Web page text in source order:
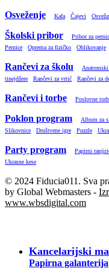
Osveženje Kafa Čajevi
Školski pribor Pribor za
Pernice
Oprema za fizičko Oblikovanje
Rančevi za školu
tinejdžere
Rančevi za vrtić Rančevi za
Rančevi i torbe Poslovne
Poklon program Album za
Slikovnice
Društvene igre Puzzle
Party program Papirni
Ukrasne kese
© 2024 Fiducia011. Sva
by Global Webmasters -
www.wbsdigital.com
Kancelarijski
Papirna galanterija